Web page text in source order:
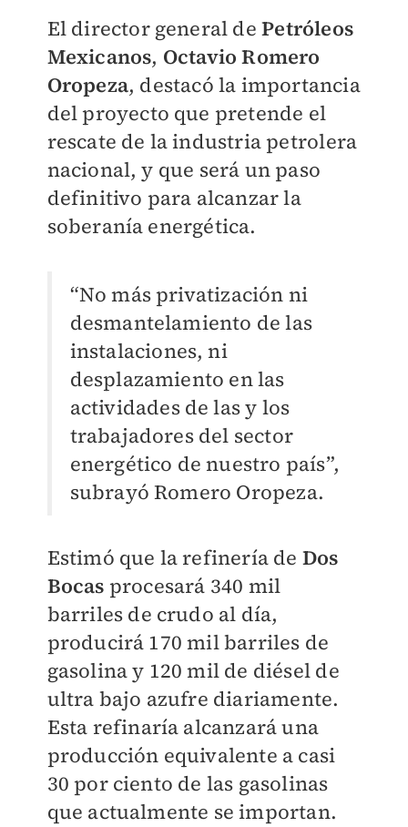
El director general dePetróleos
Mexicanos, Octavio Romero
Oropeza, destacó la importancia
del proyecto que pretende el
rescate de la industria petrolera
nacional, y que será un paso
definitivo para alcanzar la
soberanía energética.
“No más privatización ni
desmantelamiento de las
instalaciones, ni
desplazamiento en las
actividades de las y los
trabajadores del sector
energético de nuestro país”,
subrayó Romero Oropeza.
Estimó que la refinería de Dos
Bocas procesará 340 mil
barriles de crudo al día,
producirá 170 mil barriles de
gasolina y 120 mil de diésel de
ultra bajo azufre diariamente.
Esta refinaría alcanzará una
producción equivalente a casi
30 por ciento de las gasolinas
que actualmente se importan.